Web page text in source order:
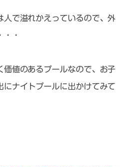
人で溢れかえっているので、外
・・
価値のあるプールなので、お子
にナイトプールに出かけてみて